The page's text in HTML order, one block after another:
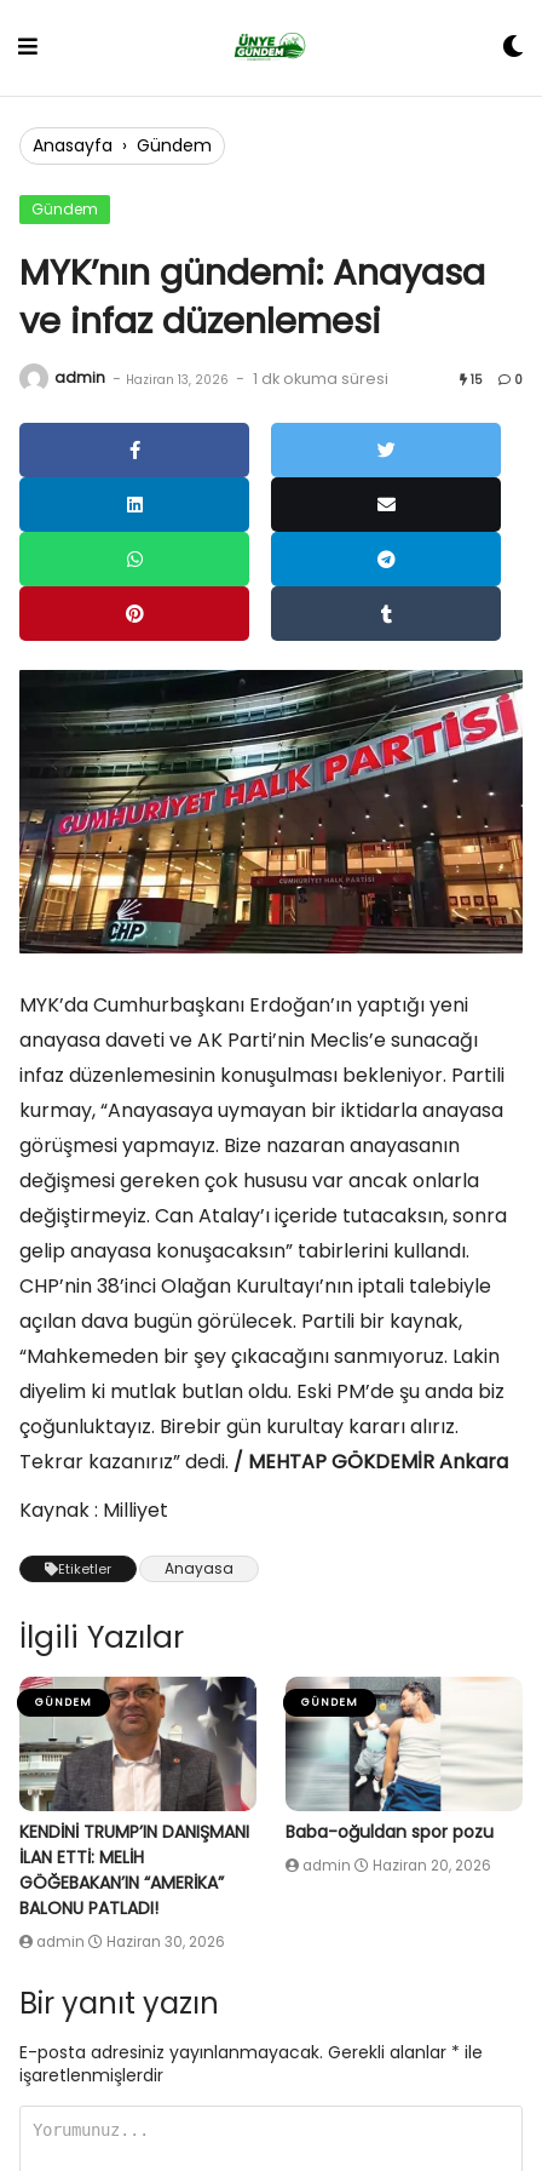
Anasayfa › Gündem
Gündem
MYK’nın gündemi: Anayasa
ve infaz düzenlemesi
admin - Haziran 13, 2026 - 1 dk okuma süresi 15 0
MYK’da Cumhurbaşkanı Erdoğan’ın yaptığı yeni
anayasa daveti ve AK Parti’nin Meclis’e sunacağı
infaz düzenlemesinin konuşulması bekleniyor. Partili
kurmay, “Anayasaya uymayan bir iktidarla anayasa
görüşmesi yapmayız. Bize nazaran anayasanın
değişmesi gereken çok hususu var ancak onlarla
değiştirmeyiz. Can Atalay’ı içeride tutacaksın, sonra
gelip anayasa konuşacaksın” tabirlerini kullandı.
CHP’nin 38’inci Olağan Kurultayı’nın iptali talebiyle
açılan dava bugün görülecek. Partili bir kaynak,
“Mahkemeden bir şey çıkacağını sanmıyoruz. Lakin
diyelim ki mutlak butlan oldu. Eski PM’de şu anda biz
çoğunluktayız. Birebir gün kurultay kararı alırız.
Tekrar kazanırız” dedi. / MEHTAP GÖKDEMİR Ankara
Kaynak : Milliyet
Etiketler Anayasa
İlgili Yazılar
GÜNDEM
KENDİNİ TRUMP’IN DANIŞMANI
İLAN ETTİ: MELİH
GÖĞEBAKAN’IN “AMERİKA”
BALONU PATLADI!
admin Haziran 30, 2026
GÜNDEM
Baba-oğuldan spor pozu
admin Haziran 20, 2026
Bir yanıt yazın
E-posta adresiniz yayınlanmayacak. Gerekli alanlar * ile
işaretlenmişlerdir